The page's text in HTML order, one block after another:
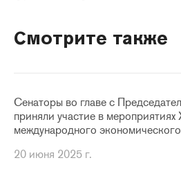
Смотрите также
Сенаторы во главе с
приняли участие в
международного
20 июня 2025 г.